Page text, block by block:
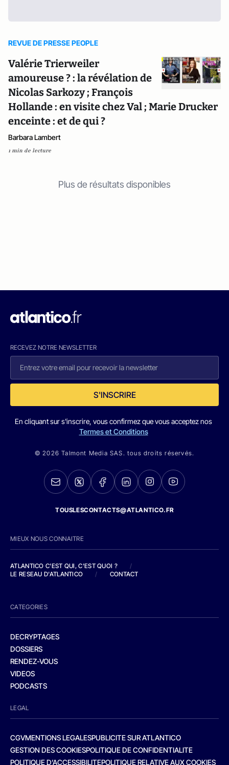
REVUE DE PRESSE PEOPLE
Valérie Trierweiler
amoureuse ? : la révélation de
Nicolas Sarkozy ; François
Hollande : en visite chez Val ; Marie Drucker
enceinte : et de qui ?
Barbara Lambert
1 min de lecture
Plus de résultats disponibles
RECEVEZ NOTRE NEWSLETTER
S'INSCRIRE
En cliquant sur s'inscrire, vous confirmez que vous acceptez nos
Termes et Conditions
© 2026 Talmont Media SAS. tous droits réservés.
TOUSLESCONTACTS@ATLANTICO.FR
MIEUX NOUS CONNAITRE
ATLANTICO C'EST QUI, C'EST QUOI ?
/
LE RESEAU D'ATLANTICO
/ CONTACT
CATEGORIES
DECRYPTAGES
DOSSIERS
RENDEZ-VOUS
VIDEOS
PODCASTS
LEGAL
CGVMENTIONS LEGALESPUBLICITE SUR ATLANTICO
GESTION DES COOKIESPOLITIQUE DE CONFIDENTIALITE
POLITIQUE D’ACCESSIBILITEPOLITIQUE RELATIVE AUX COOKIES